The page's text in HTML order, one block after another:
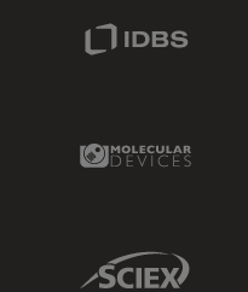
Molecular
Sciex Link